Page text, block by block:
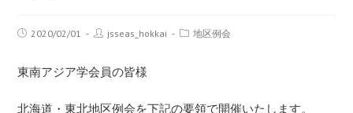
2020/02/01 jsseas_hokkai 地区例会
東南アジア学会員の皆様
北海道・東北地区例会を下記の要領で開催いたします。